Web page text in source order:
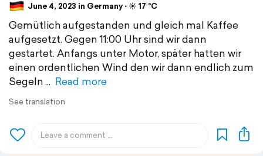
June 4, 2023 in Germany ⋅ ☀️ 17 °C
Gemütlich aufgestanden und gleich mal Kaffee
aufgesetzt. Gegen 11:00 Uhr sind wir dann
gestartet. Anfangs unter Motor, später hatten wir
einen ordentlichen Wind den wir dann endlich zum
Segeln
Read more
See translation